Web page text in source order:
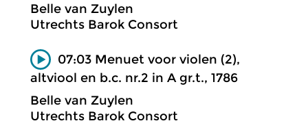
Belle van Zuylen
Utrechts Barok Consort
07:03 Menuet voor violen (2),
altviool en b.c. nr.2 in A gr.t., 1786
Belle van Zuylen
Utrechts Barok Consort